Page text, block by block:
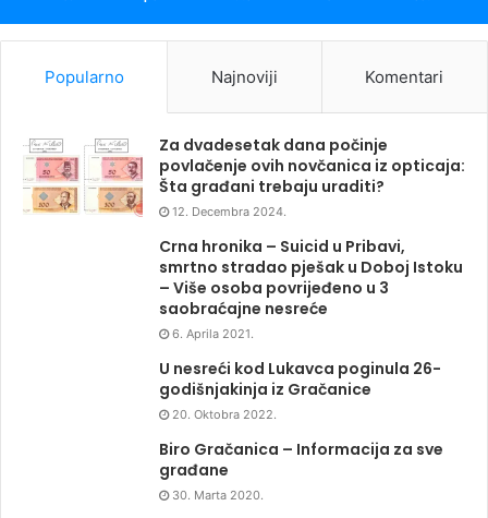
Popularno Najnoviji Komentari
Za dvadesetak dana počinje
povlačenje ovih novčanica iz opticaja:
Šta građani trebaju uraditi?
12. Decembra 2024.
Crna hronika – Suicid u Pribavi,
smrtno stradao pješak u Doboj Istoku
– Više osoba povrijeđeno u 3
saobraćajne nesreće
6. Aprila 2021.
U nesreći kod Lukavca poginula 26-
godišnjakinja iz Gračanice
20. Oktobra 2022.
Biro Gračanica – Informacija za sve
građane
30. Marta 2020.